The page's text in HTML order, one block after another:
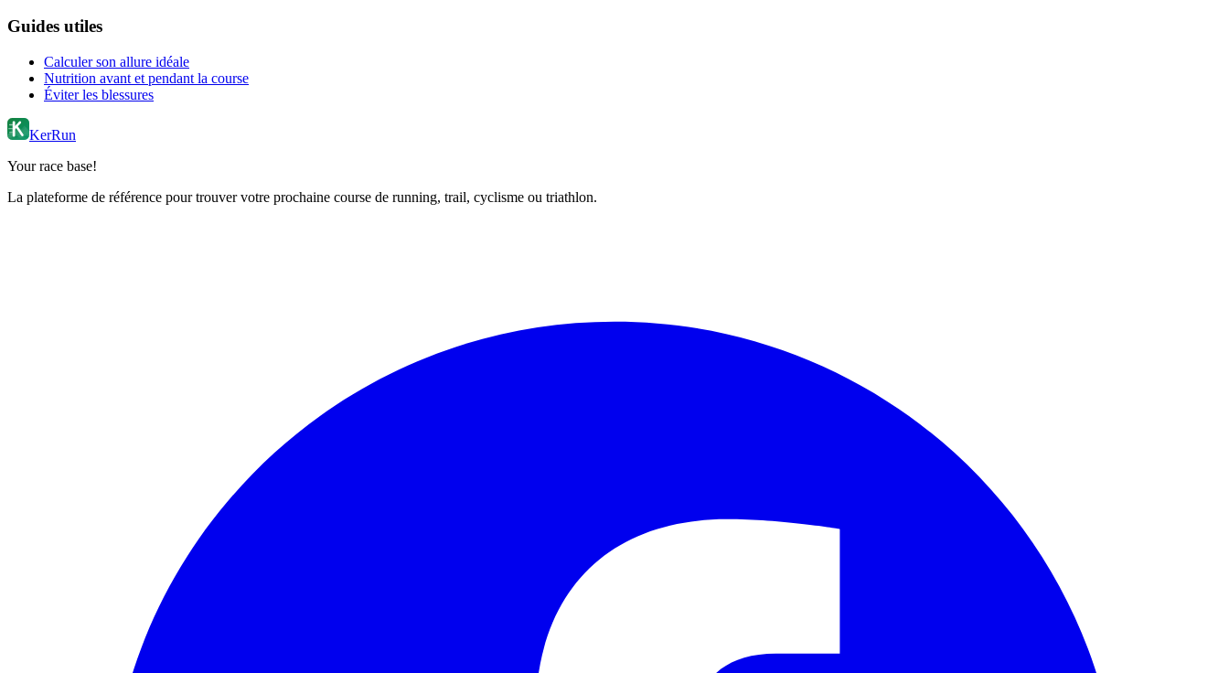
Guides utiles
Calculer son allure idéale
Nutrition avant et pendant la course
Éviter les blessures
KerRun
Your race base!
La plateforme de référence pour trouver votre prochaine course de running, trail, cyclisme ou triathlon.